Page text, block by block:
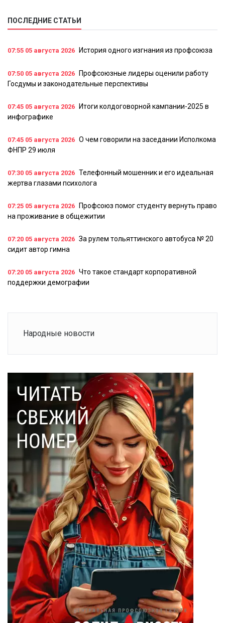
ПОСЛЕДНИЕ СТАТЬИ
07:55 05 августа 2026 История одного изгнания из профсоюза
07:50 05 августа 2026
Профсоюзные лидеры оценили работу
Госдумы и законодательные перспективы
07:45 05 августа 2026
Итоги колдоговорной кампании-2025 в
инфографике
07:45 05 августа 2026 О чем говорили на заседании Исполкома
ФНПР 29 июля
07:30 05 августа 2026 Телефонный мошенник и его идеальная
жертва глазами психолога
07:25 05 августа 2026
Профсоюз помог студенту вернуть право
на проживание в общежитии
07:20 05 августа 2026 За рулем тольяттинского автобуса № 20
сидит автор гимна
07:20 05 августа 2026 Что такое стандарт корпоративной
поддержки демографии
Народные новости